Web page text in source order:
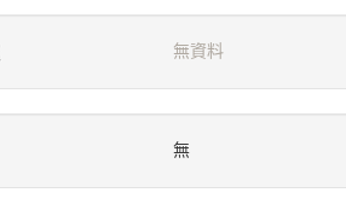
無資料
無